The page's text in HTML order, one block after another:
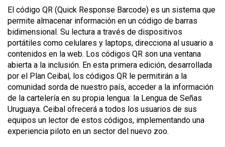
El código QR (Quick Response Barcode) es un sistema que
permite almacenar información en un código de barras
bidimensional. Su lectura a través de dispositivos
portátiles como celulares y laptops, direcciona al usuario a
contenidos en la web. Los códigos QR son una ventana
abierta a la inclusión. En esta primera edición, desarrollada
por el Plan Ceibal, los códigos QR le permitirán a la
comunidad sorda de nuestro país, acceder a la información
de la cartelería en su propia lengua: la Lengua de Señas
Uruguaya. Ceibal ofrecerá a todos los usuarios de sus
equipos un lector de estos códigos, implementando una
experiencia piloto en un sector del nuevo zoo.